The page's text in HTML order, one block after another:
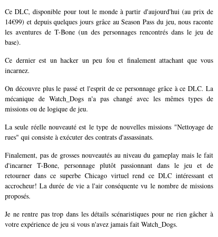
Ce DLC, disponible pour tout le monde à partir d'aujourd'hui (au prix de
14€99) et depuis quelques jours grâce au Season Pass du jeu, nous raconte
les aventures de T-Bone (un des personnages rencontrés dans le jeu de
base).
Ce dernier est un hacker un peu fou et finalement attachant que vous
incarnez.
On découvre plus le passé et l'esprit de ce personnage grâce à ce DLC. La
mécanique de Watch_Dogs n'a pas changé avec les mêmes types de
missions ou de logique de jeu.
La seule réelle nouveauté est le type de nouvelles missions "Nettoyage de
rues" qui consiste à exécuter des contrats d'assassinats.
Finalement, pas de grosses nouveautés au niveau du gameplay mais le fait
d'incarner T-Bone, personnage plutôt passionnant dans le jeu et de
retourner dans ce superbe Chicago virtuel rend ce DLC intéressant et
accrocheur! La durée de vie a l'air conséquente vu le nombre de missions
proposés.
Je ne rentre pas trop dans les détails scénaristiques pour ne rien gâcher à
votre expérience de jeu si vous n'avez jamais fait Watch_Dogs.